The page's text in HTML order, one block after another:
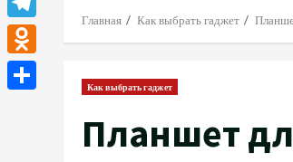
Главная Как выбрать гаджет
Как выбрать гаджет
Планшет
Telegram
Odnoklassniki